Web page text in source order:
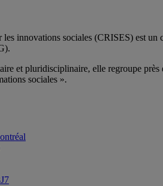
les innovations sociales (CRISES) est
et pluridisciplinaire, elle regroupe près
sociales ».